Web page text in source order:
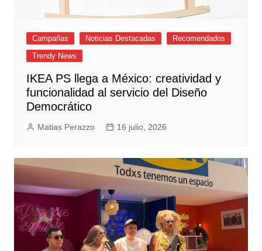
Campañas Noticias Destacadas
Recomendados
Trendy News
IKEA PS llega a México: creatividad y
funcionalidad al servicio del Diseño
Democrático
Matias Perazzo 16 julio, 2026